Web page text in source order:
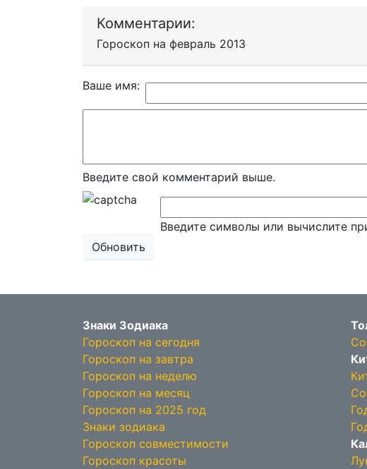
Комментарии:
Гороскоп на февраль 2013
Ваше имя:
Введите свой комментарий выше.
Обновить
Введите символы или вычислите
Знаки Зодиака
Гороскоп на сегодня
Гороскоп на завтра
Гороскоп на неделю
Гороскоп на месяц
Гороскоп на 2025 год
Знаки зодиака
Гороскоп совместимости
Гороскоп красоты